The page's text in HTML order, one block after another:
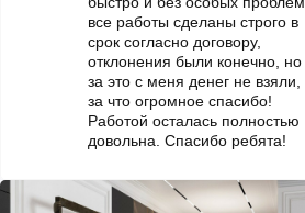
все работы сделаны строго в
срок согласно договору,
отклонения были конечно, но
за это с меня денег не взяли,
за что огромное спасибо!
Работой осталась полностью
довольна. Спасибо ребята!